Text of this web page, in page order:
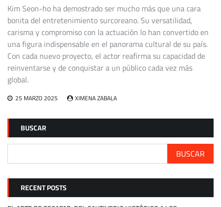
Kim Seon-ho ha demostrado ser mucho más que una cara
bonita del entretenimiento surcoreano. Su versatilidad,
carisma y compromiso con la actuación lo han convertido en
una figura indispensable en el panorama cultural de su país.
Con cada nuevo proyecto, el actor reafirma su capacidad de
reinventarse y de conquistar a un público cada vez más
global.
25 MARZO 2025 XIMENA ZABALA
BUSCAR
BUSCAR
RECENT POSTS